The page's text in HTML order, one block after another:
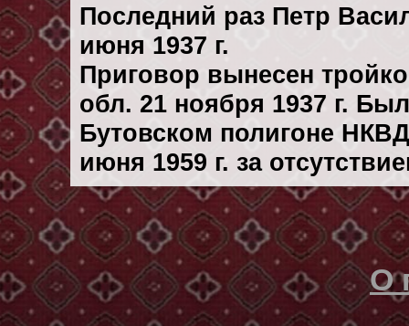
Последний раз Петр
июня 1937 г.
Приговор вынесен
обл. 21 ноября 1937 г.
Бутовском полигоне
июня 1959 г. за
О